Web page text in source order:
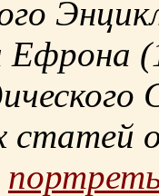
Ефрона
статей